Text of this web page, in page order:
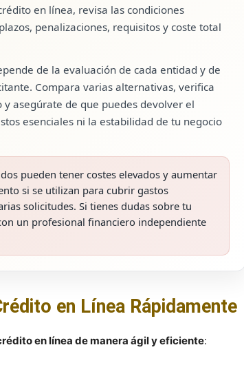
en línea, revisa las condiciones
penalizaciones, requisitos y coste total
de la evaluación de cada entidad y de
Compara varias alternativas, verifica
asegúrate de que puedes devolver el
esenciales ni la estabilidad de tu negocio
pueden tener costes elevados y aumentar
si se utilizan para cubrir gastos
solicitudes. Si tienes dudas sobre tu
un profesional financiero independiente
en Línea Rápidamente
en línea de manera ágil y eficiente: